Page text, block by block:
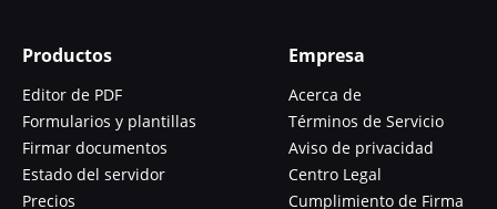
Productos
Editor de PDF
Formularios y plantillas
Firmar documentos
Estado del servidor
Precios
Empresa
Acerca de
Términos de Servicio
Aviso de privacidad
Centro Legal
Cumplimiento de Firma